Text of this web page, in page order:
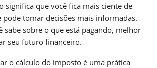
significa que você fica mais ciente de
pode tomar decisões mais informadas.
sabe sobre o que está pagando, melhor
seu futuro financeiro.
o cálculo do imposto é uma prática